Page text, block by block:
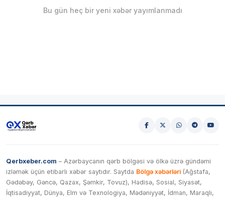
Bu gün heç bir yeni xəbər yayımlanmadı
Qerbxeber.com – Azərbaycanın qərb bölgəsi və ölkə üzrə gündəmi
izləmək üçün etibarlı xəbər saytıdır. Saytda Bölgə xəbərləri (Ağstafa,
Gədəbəy, Gəncə, Qazax, Şəmkir, Tovuz), Hadisə, Sosial, Siyasət,
İqtisadiyyat, Dünya, Elm və Texnologiya, Mədəniyyət, İdman, Maraqlı,